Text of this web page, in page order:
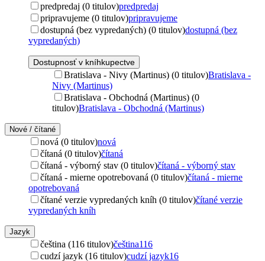
predpredaj (0 titulov)predpredaj
pripravujeme (0 titulov)pripravujeme
dostupná (bez vypredaných) (0 titulov)dostupná (bez
vypredaných)
Dostupnosť v kníhkupectve
Bratislava - Nivy (Martinus) (0 titulov)Bratislava -
Nivy (Martinus)
Bratislava - Obchodná (Martinus) (0
titulov)Bratislava - Obchodná (Martinus)
Nové / čítané
nová (0 titulov)nová
čítaná (0 titulov)čítaná
čítaná - výborný stav (0 titulov)čítaná - výborný stav
čítaná - mierne opotrebovaná (0 titulov)čítaná - mierne
opotrebovaná
čítané verzie vypredaných kníh (0 titulov)čítané verzie
vypredaných kníh
Jazyk
čeština (116 titulov)čeština116
cudzí jazyk (16 titulov)cudzí jazyk16